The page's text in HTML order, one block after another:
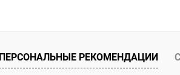
Купить в 1 клик
В избранное
ПЕРСОНАЛЬНЫЕ РЕКОМЕНДАЦИИ